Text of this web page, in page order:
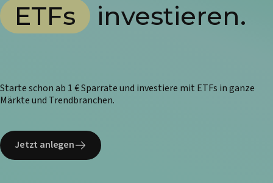
ETFs
investieren.
Starte schon ab 1 € Sparrate und investiere mit ETFs in ganze
Märkte und Trendbranchen.
Jetzt anlegen